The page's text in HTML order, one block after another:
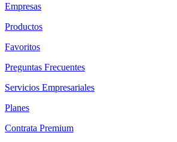
Empresas
Productos
Favoritos
Preguntas Frecuentes
Servicios Empresariales
Planes
Contrata Premium